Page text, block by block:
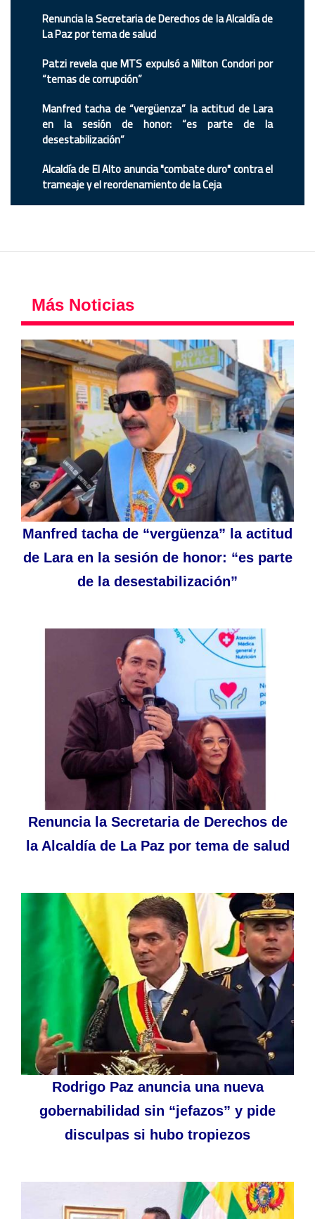
Renuncia la Secretaria de Derechos de la Alcaldía de
La Paz por tema de salud
Patzi revela que MTS expulsó a Nilton Condori por
“temas de corrupción”
Manfred tacha de “vergüenza” la actitud de Lara
en la sesión de honor: “es parte de la
desestabilización”
Alcaldía de El Alto anuncia "combate duro" contra el
trameaje y el reordenamiento de la Ceja
Más Noticias
Manfred tacha de “vergüenza” la actitud
de Lara en la sesión de honor: “es parte
de la desestabilización”
Renuncia la Secretaria de Derechos de
la Alcaldía de La Paz por tema de salud
Rodrigo Paz anuncia una nueva
gobernabilidad sin “jefazos” y pide
disculpas si hubo tropiezos